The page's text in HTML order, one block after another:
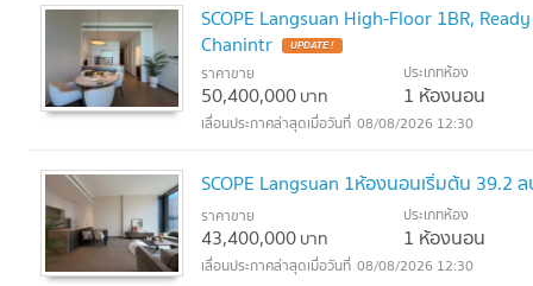
SCOPE Langsuan High-Floor 1BR,
Chanintr
UPDATE !
ราคาขาย
50,400,000บาท
ประเภทห้อง
1 ห้องนอน
08/08/2026 12:30
SCOPE Langsuan 1ห้องนอนเริ่มต้น 39.2
ราคาขาย
43,400,000บาท
ประเภทห้อง
1 ห้องนอน
08/08/2026 12:30